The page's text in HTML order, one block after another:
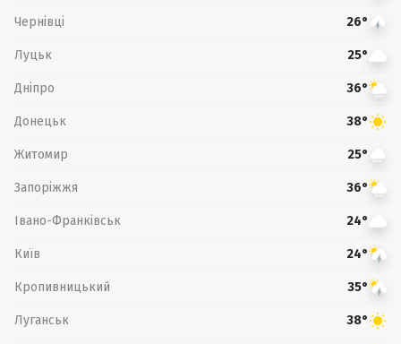
Чернівці 26°
Луцьк 25°
Дніпро 36°
Донецьк 38°
Житомир 25°
Запоріжжя 36°
Івано-Франківськ 24°
Київ 24°
Кропивницький 35°
Луганськ 38°